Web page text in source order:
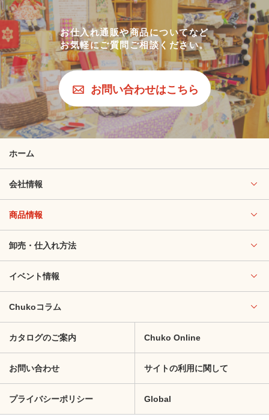
お仕入れ通販や商品についてなど
お気軽にご質問ご相談ください。
お問い合わせはこちら
ホーム
会社情報
商品情報
卸売・仕入れ方法
イベント情報
Chukoコラム
カタログのご案内 Chuko Online
お問い合わせ サイトの利用に関して
プライバシーポリシー Global